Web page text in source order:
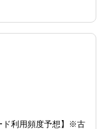
ド利用頻度予想】※古